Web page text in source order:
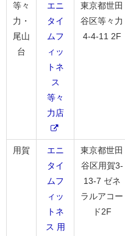
等々
力・
尾山
台
エニ
タイ
ムフ
ィッ
トネ
ス
等々
力店
東京都世田
谷区等々力
4-4-11 2F
用賀
エニ
タイ
ムフ
ィッ
トネ
ス 用
東京都世田
谷区用賀3-
13-7 ゼネ
ラルアコー
ド2F